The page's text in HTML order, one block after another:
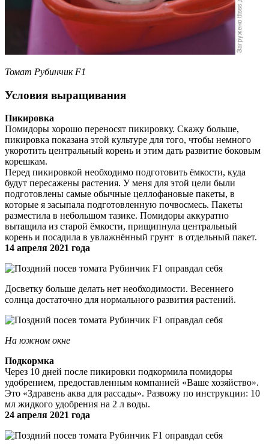
Томат Рубинчик F1
Условия выращивания
Пикировка
Помидоры хорошо переносят пикировку. Скажу больше,
пикировка показана этой культуре для того, чтобы немного
укоротить центральный корень и этим дать развитие боковым
корешкам.
Перед пикировкой необходимо подготовить ёмкости, куда
будут пересажены растения. У меня для этой цели были
подготовлены самые обычные целлофановые пакеты, в
которые я засыпала подготовленную почвосмесь. Пакеты
разместила в небольшом тазике. Помидоры аккуратно
вытащила из старой ёмкости, прищипнула центральный
корень и посадила в увлажнённый грунт в отдельный пакет.
14 апреля 2021 года
Досветку больше делать нет необходимости. Весеннего
солнца достаточно для нормального развития растений.
На южном окне
Подкормка
Через 10 дней после пикировки подкормила помидоры
удобрением, предоставленным компанией «Ваше хозяйство».
Это «Здравень аква для рассады». Развожу по инструкции: 10
мл жидкого удобрения на 2 л воды.
24 апреля 2021 года